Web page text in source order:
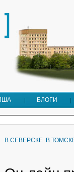
БЛОГИ
В СЕВЕРСКЕ В